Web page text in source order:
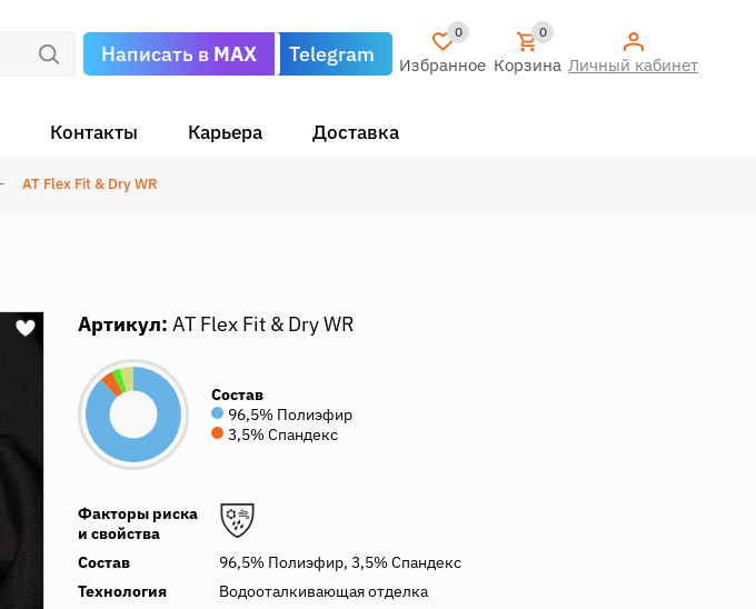
Написать в MAX Telegram
0
Избранное
0
Корзина Личный кабинет
Контакты Карьера Доставка
AT Flex Fit & Dry WR
Артикул: AT Flex Fit & Dry WR
Состав
96,5% Полиэфир
3,5% Спандекс
Факторы риска
и свойства
Состав
96,5% Полиэфир, 3,5% Спандекс
Технология
Водооталкивающая отделка